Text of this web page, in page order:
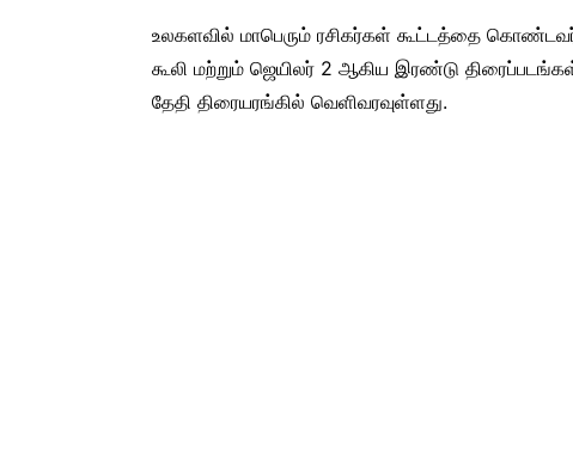
உலகளவில் மாபெரும் ரசிகர்கள் கூட்டத்தை
கூலி மற்றும் ஜெயிலர் 2 ஆகிய இரண்டு
தேதி திரையரங்கில் வெளிவரவுள்ளது.